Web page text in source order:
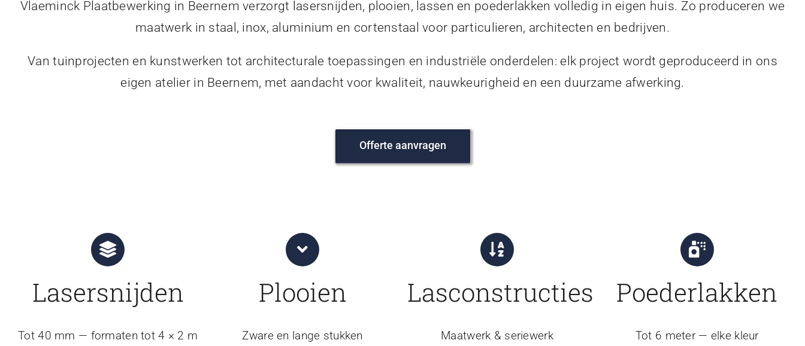
Vlaeminck Plaatbewerking in Beernem verzorgt lasersnijden, plooien, lassen en poederlakken volledig in eigen huis. Zo produceren we
maatwerk in staal, inox, aluminium en cortenstaal voor particulieren, architecten en bedrijven.
Van tuinprojecten en kunstwerken tot architecturale toepassingen en industriële onderdelen: elk project wordt geproduceerd in ons
eigen atelier in Beernem, met aandacht voor kwaliteit, nauwkeurigheid en een duurzame afwerking.
Offerte aanvragen
Lasersnijden
Tot 40 mm — formaten tot 4 × 2 m
Plooien
Zware en lange stukken
Lasconstructies
Maatwerk & seriewerk
Poederlakken
Tot 6 meter — elke kleur